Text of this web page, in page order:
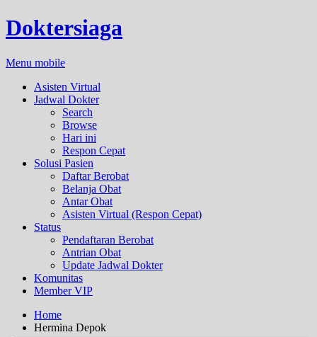
Doktersiaga
Menu mobile
Asisten Virtual
Jadwal Dokter
Search
Browse
Hari ini
Respon Cepat
Solusi Pasien
Daftar Berobat
Belanja Obat
Antar Obat
Asisten Virtual (Respon Cepat)
Status
Pendaftaran Berobat
Antrian Obat
Update Jadwal Dokter
Komunitas
Member VIP
Home
Hermina Depok